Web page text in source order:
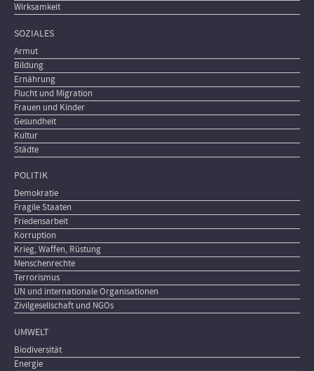
Wirksamkeit
SOZIALES
Armut
Bildung
Ernährung
Flucht und Migration
Frauen und Kinder
Gesundheit
Kultur
Städte
POLITIK
Demokratie
Fragile Staaten
Friedensarbeit
Korruption
Krieg, Waffen, Rüstung
Menschenrechte
Terrorismus
UN und internationale Organisationen
Zivilgesellschaft und NGOs
UMWELT
Biodiversität
Energie